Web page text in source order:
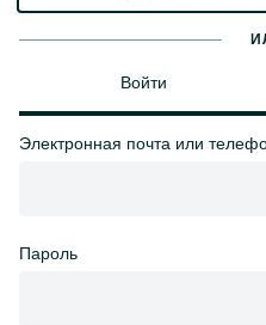
Войти
Электронная почта или
Пароль